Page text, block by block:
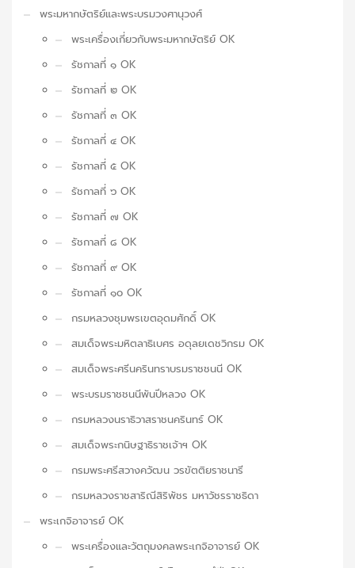
พระมหากษัตริย์และพระบรมวงศานุวงศ์
พระเครื่องเกี่ยวกับพระมหากษัตริย์ OK
รัชกาลที่ ๑ OK
รัชกาลที่ ๒ OK
รัชกาลที่ ๓ OK
รัชกาลที่ ๔ OK
รัชกาลที่ ๕ OK
รัชกาลที่ ๖ OK
รัชกาลที่ ๗ OK
รัชกาลที่ ๘ OK
รัชกาลที่ ๙ OK
รัชกาลที่ ๑๐ OK
กรมหลวงชุมพรเขตอุดมศักดิ์ OK
สมเด็จพระมหิตลาธิเบศร อดุลยเดชวิกรม OK
สมเด็จพระศรีนครินทราบรมราชชนนี OK
พระบรมราชชนนีพันปีหลวง OK
กรมหลวงนราธิวาสราชนครินทร์ OK
สมเด็จพระกนิษฐาธิราชเจ้าฯ OK
กรมพระศรีสวางควัฒน วรขัตติยราชนารี
กรมหลวงราชสาริณีสิริพัชร มหาวัชรราชธิดา
พระเกจิอาจารย์ OK
พระเครื่องและวัตถุมงคลพระเกจิอาจารย์ OK